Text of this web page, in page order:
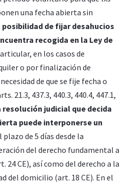
una fecha abierta sin
posibilidad de fijar desahucios
recogida en la Ley de
en los casos de
o por finalización de
de que se fije fecha o
21.3, 437.3, 440.3, 440.4, 447.1,
resolución judicial que decida
puede interponerse un
plazo de 5 días desde la
del derecho fundamental a
CE), así como del derecho a la
del domicilio (art. 18 CE). En el